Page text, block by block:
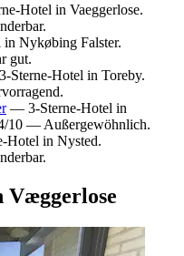
Hotel in Vaeggerlose.
Nykøbing Falster.
gut.
Sterne-Hotel in Toreby.
— 3-Sterne-Hotel in
10 — Außergewöhnlich.
Hotel in Nysted.